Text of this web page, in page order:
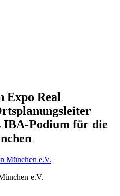
Expo Real
IBA-Podium für die
e.V.